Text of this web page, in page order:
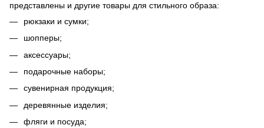
представлены и другие товары для стильного образа:
рюкзаки и сумки;
шопперы;
аксессуары;
подарочные наборы;
сувенирная продукция;
деревянные изделия;
фляги и посуда;